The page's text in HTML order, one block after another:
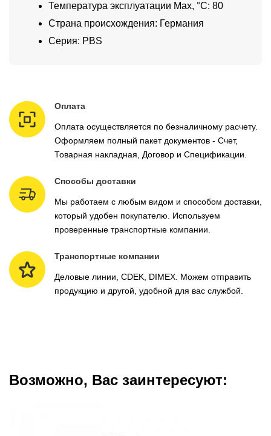
Температура эксплуатации Max, °C: 80
Страна происхождения: Германия
Серия: PBS
Оплата
Оплата осуществляется по безналичному расчету.
Оформляем полный пакет документов - Счет,
Товарная накладная, Договор и Спецификации.
Способы доставки
Мы работаем с любым видом и способом доставки,
который удобен покупателю. Используем
проверенные транспортные компании.
Транспортные компании
Деловые линии, CDEK, DIMEX. Можем отправить
продукцию и другой, удобной для вас службой.
Возможно, Вас заинтересуют: